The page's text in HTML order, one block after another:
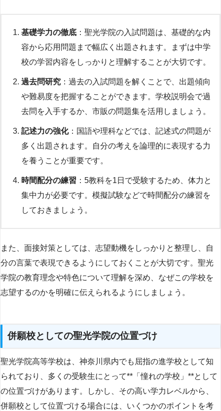
基礎学力の徹底 ：聖光学院の入試問題は、基礎的な内
容から応用問題まで幅広く出題されます。まずは中学
校の学習内容をしっかりと理解することが大切です。
過去問研究 ：過去の入試問題を解くことで、出題傾向
や難易度を把握することができます。学校説明会で過
去問を入手するか、市販の問題集を活用しましょう。
記述力の強化：国語や理科などでは、記述式の問題が
多く出題されます。自分の考えを論理的に表現する力
を養うことが重要です。
時間配分の練習 ：5教科を1日で受験するため、体力と
集中力が必要です。模擬試験などで時間配分の練習を
しておきましょう。
また、面接対策としては、志望動機をしっかりと整理し、自
分の言葉で表現できるようにしておくことが大切です。聖光
学院の教育理念や特色について理解を深め、なぜこの学校を
志望するのかを明確に伝えられるようにしましょう。
併願校としての聖光学院の位置づけ
聖光学院高等学校は、神奈川県内でも屈指の進学校として知
られており、多くの受験生にとって**「憧れの学校」**として
の位置づけがあります。しかし、その高い学力レベルから、
併願校として位置づける場合には、いくつかのポイントを考